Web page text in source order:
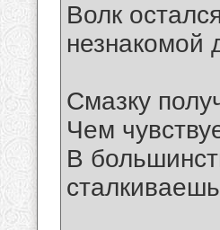
Волк
незнакомой
Смазку
Чем
В